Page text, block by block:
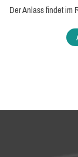
Der Anlass findet im